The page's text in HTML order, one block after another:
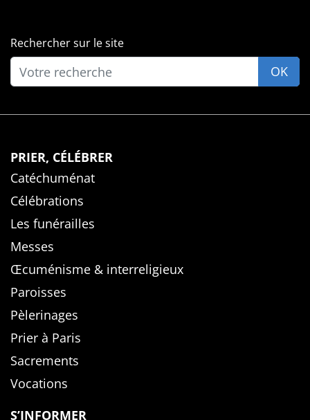
Rechercher sur le site
OK
PRIER, CÉLÉBRER
Catéchuménat
Célébrations
Les funérailles
Messes
Œcuménisme & interreligieux
Paroisses
Pèlerinages
Prier à Paris
Sacrements
Vocations
S’INFORMER